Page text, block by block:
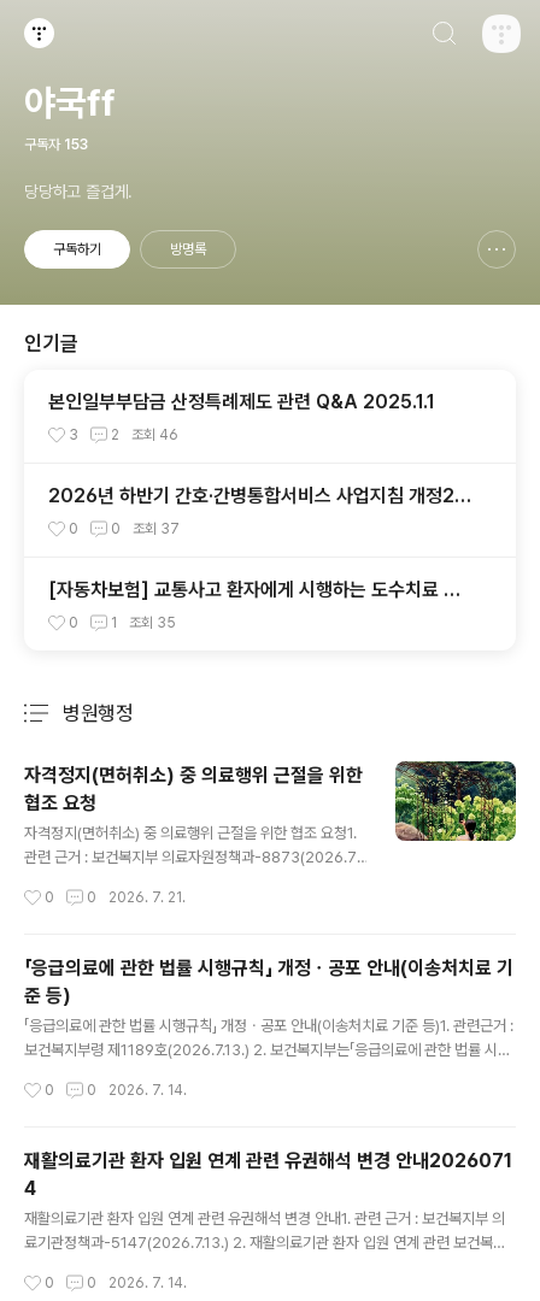
야국ff
구독자 153
당당하고 즐겁게.
구독하기 방명록
인기글
본인일부부담금 산정특례제도 관련 Q&A 2025.1.1
3 2 조회 46
2026년 하반기 간호·간병통합서비스 사업지침 개정20
26.7.1
0 0 조회 37
[자동차보험] 교통사고 환자에게 시행하는 도수치료 적
용기준
0 1 조회 35
병원행정
자격정지(면허취소) 중 의료행위 근절을 위한
협조 요청
자격정지(면허취소) 중 의료행위 근절을 위한 협조 요청1.
관련 근거 : 보건복지부 의료자원정책과-8873(2026.7.
에도 의료행위를하여 적발되는 사례가 빈번히 발생하고 있
복지부 협조 요청사항을 안내드리니 소속 의료인들의자격
관리에 만전을 기해주시기 바랍니다. ○ '23년 보건복지부
정기감사에서 자격정지(면허취소) 중 마약류통합관리시스
템(NIMS)에서 마약류를 투약·처방한 이력있는 의사가 다
가 진료·처방하였으나 자격정지자가 EMR에서 로그아웃
0 0 2026. 7. 21.
「응급의료에 관한 법률 시행규칙」 개정ㆍ공포 안내(이송처치료 기
준 등)
「응급의료에 관한 법률 시행규칙」 개정ㆍ공포 안내(이송처치료 기준 등)1. 관련근거 :
보건복지부령 제1189호(2026.7.13.) 2. 보건복지부는「응급의료에 관한 법률 시행
수자의 범위를 의사에서 응급의료종사자로 확대(제40조제2항) 나. 구급차 출동ㆍ처
및 처치기록(출동사항, 응급환자의 중증도 분류 결과, 응급처치 내용 등)을 응급의료
센터에 전송 시 전자문서로 작성ㆍ제출을 의무화 함, 단 보안상 전자문서로 작성ㆍ제
출이 곤란한 경우와 이에 따른 제출방법은 복지부장관이 별도 정함 2) 구급차등 운행
기록대장을 전자적 처리가 가능..
0 0 2026. 7. 14.
재활의료기관 환자 입원 연계 관련 유권해석 변경 안내2026071
4
재활의료기관 환자 입원 연계 관련 유권해석 변경 안내1. 관련 근거 : 보건복지부 의
료기관정책과-5147(2026.7.13.) 2. 재활의료기관 환자 입원 연계 관련 보건복지
재활의료기관의 폐업, 휴업 외에 긴박한 경영상 사유로정상 입원진료가 곤란할 시 환
0 0 2026. 7. 14.